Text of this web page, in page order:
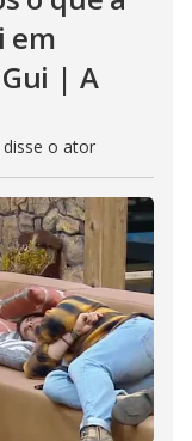
em
| A
disse o ator